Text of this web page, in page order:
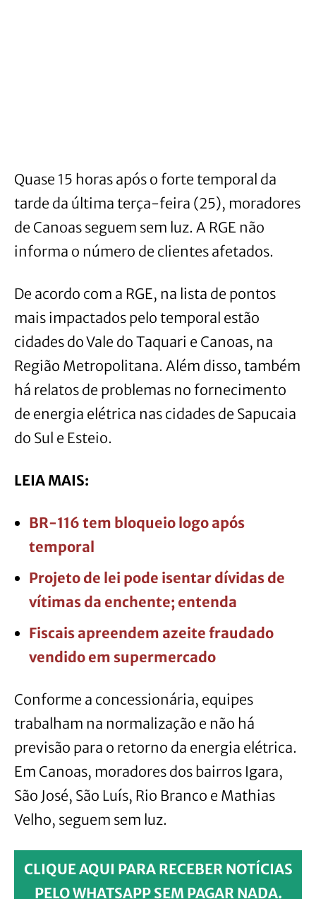
Quase 15 horas após o forte temporal da
tarde da última terça-feira (25), moradores
de Canoas seguem sem luz. A RGE não
informa o número de clientes afetados.
De acordo com a RGE, na lista de pontos
mais impactados pelo temporal estão
cidades do Vale do Taquari e Canoas, na
Região Metropolitana. Além disso, também
há relatos de problemas no fornecimento
de energia elétrica nas cidades de Sapucaia
do Sul e Esteio.
LEIA MAIS:
BR-116 tem bloqueio logo após
temporal
Projeto de lei pode isentar dívidas de
vítimas da enchente; entenda
Fiscais apreendem azeite fraudado
vendido em supermercado
Conforme a concessionária, equipes
trabalham na normalização e não há
previsão para o retorno da energia elétrica.
Em Canoas, moradores dos bairros Igara,
São José, São Luís, Rio Branco e Mathias
Velho, seguem sem luz.
CLIQUE AQUI PARA RECEBER NOTÍCIAS
PELO WHATSAPP SEM PAGAR NADA.